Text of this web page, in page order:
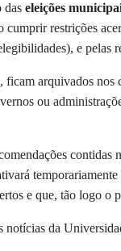
das eleições
cumprir restrições
e pelas
ficam arquivados
ou
contidas
e que, tão logo o
notícias da